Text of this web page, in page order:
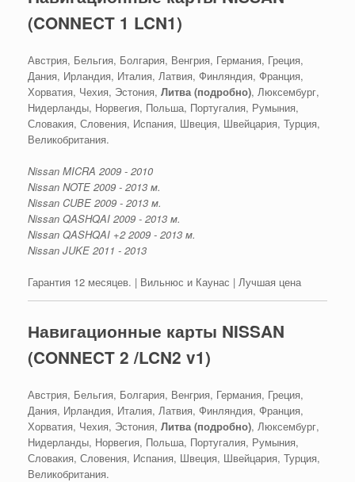
(CONNECT 1 LCN1)
Австрия, Бельгия, Болгария, Венгрия, Германия, Греция,
Дания, Ирландия, Италия, Латвия, Финляндия, Франция,
Хорватия, Чехия, Эстония, Литва (подробно), Люксембург,
Нидерланды, Норвегия, Польша, Португалия, Румыния,
Словакия, Словения, Испания, Швеция, Швейцария, Турция,
Великобритания.
Nissan MICRA 2009 - 2010
Nissan NOTE 2009 - 2013 м.
Nissan CUBE 2009 - 2013 м.
Nissan QASHQAI 2009 - 2013 м.
Nissan QASHQAI +2 2009 - 2013 м.
Nissan JUKE 2011 - 2013
Гарантия 12 месяцев. | Вильнюс и Каунас | Лучшая цена
Навигационные карты NISSAN
(CONNECT 2 /LCN2 v1)
Австрия, Бельгия, Болгария, Венгрия, Германия, Греция,
Дания, Ирландия, Италия, Латвия, Финляндия, Франция,
Хорватия, Чехия, Эстония, Литва (подробно), Люксембург,
Нидерланды, Норвегия, Польша, Португалия, Румыния,
Словакия, Словения, Испания, Швеция, Швейцария, Турция,
Великобритания.